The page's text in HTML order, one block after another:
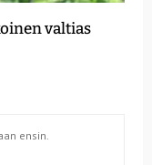
valtias